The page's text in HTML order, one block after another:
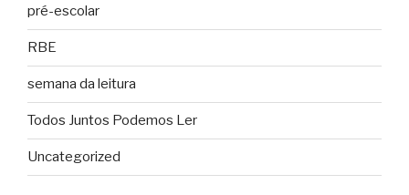
pré-escolar
RBE
semana da leitura
Todos Juntos Podemos Ler
Uncategorized